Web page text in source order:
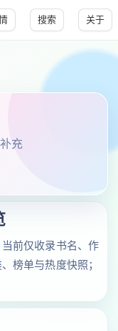
搜索 关于
充
前仅收录书名、作
榜单与热度快照；